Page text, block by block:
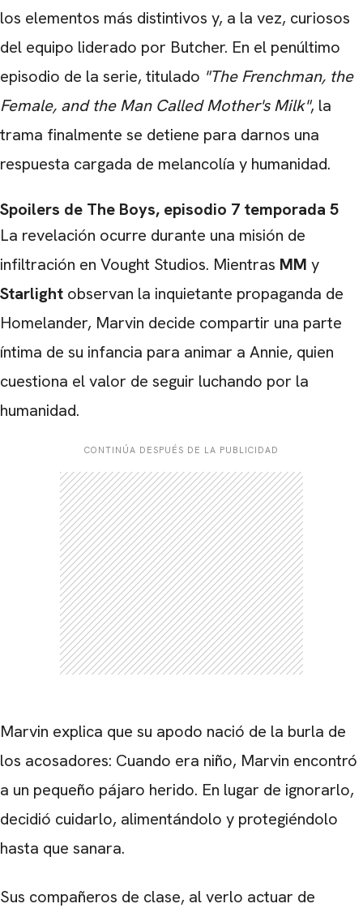
los elementos más distintivos y, a la vez, curiosos
del equipo liderado por Butcher. En el penúltimo
episodio de la serie, titulado "The Frenchman, the
Female, and the Man Called Mother's Milk", la
trama finalmente se detiene para darnos una
respuesta cargada de melancolía y humanidad.
Spoilers de The Boys, episodio 7 temporada 5
La revelación ocurre durante una misión de
infiltración en Vought Studios. Mientras MM y
Starlight observan la inquietante propaganda de
Homelander, Marvin decide compartir una parte
íntima de su infancia para animar a Annie, quien
cuestiona el valor de seguir luchando por la
humanidad.
CONTINÚA DESPUÉS DE LA PUBLICIDAD
Marvin explica que su apodo nació de la burla de
los acosadores: Cuando era niño, Marvin encontró
a un pequeño pájaro herido. En lugar de ignorarlo,
decidió cuidarlo, alimentándolo y protegiéndolo
hasta que sanara.
Sus compañeros de clase, al verlo actuar de
CARREGANDO PUBLICIDADE